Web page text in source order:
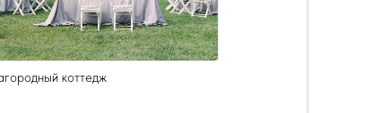
коттедж